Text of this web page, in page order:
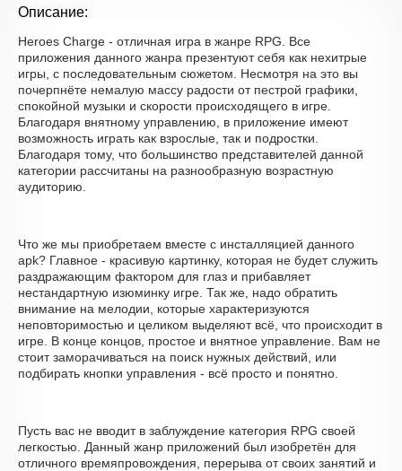
Описание:
Heroes Charge - отличная игра в жанре RPG. Все
приложения данного жанра презентуют себя как нехитрые
игры, с последовательным сюжетом. Несмотря на это вы
почерпнёте немалую массу радости от пестрой графики,
спокойной музыки и скорости происходящего в игре.
Благодаря внятному управлению, в приложение имеют
возможность играть как взрослые, так и подростки.
Благодаря тому, что большинство представителей данной
категории рассчитаны на разнообразную возрастную
аудиторию.
Что же мы приобретаем вместе с инсталляцией данного
apk? Главное - красивую картинку, которая не будет служить
раздражающим фактором для глаз и прибавляет
нестандартную изюминку игре. Так же, надо обратить
внимание на мелодии, которые характеризуются
неповторимостью и целиком выделяют всё, что происходит в
игре. В конце концов, простое и внятное управление. Вам не
стоит заморачиваться на поиск нужных действий, или
подбирать кнопки управления - всё просто и понятно.
Пусть вас не вводит в заблуждение категория RPG своей
легкостью. Данный жанр приложений был изобретён для
отличного времяпровождения, перерыва от своих занятий и